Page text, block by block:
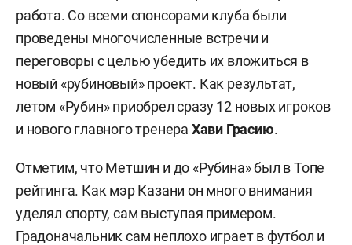
работа. Со всеми спонсорами клуба были
проведены многочисленные встречи и
переговоры с целью убедить их вложиться в
новый «рубиновый» проект. Как результат,
летом «Рубин» приобрел сразу 12 новых игроков
и нового главного тренера Хави Грасию.
Отметим, что Метшин и до «Рубина» был в Топе
рейтинга. Как мэр Казани он много внимания
уделял спорту, сам выступая примером.
Градоначальник сам неплохо играет в футбол и